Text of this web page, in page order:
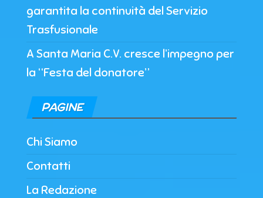
garantita la continuità del Servizio
Trasfusionale
A Santa Maria C.V. cresce l’impegno per
la “Festa del donatore”
PAGINE
Chi Siamo
Contatti
La Redazione